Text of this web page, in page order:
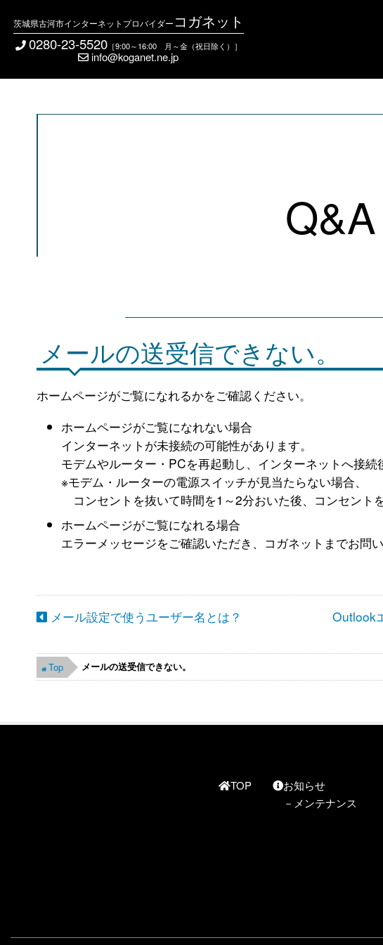
茨城県古河市インターネットプロバイダー コガネット
0280-23-5520［9:00～16:00 月～金（祝日除く）］
info@koganet.ne.jp
Q&A
メールの送受信できない。
ホームページがご覧になれるかをご確認ください。
ホームページがご覧になれない場合
インターネットが未接続の可能性があります。
モデムやルーター・PCを再起動し、インターネットへ接続
※モデム・ルーターの電源スイッチが見当たらない場合、
コンセントを抜いて時間を1～2分おいた後、コンセント
ホームページがご覧になれる場合
エラーメッセージをご確認いただき、コガネットまでお問い
メール設定で使うユーザー名とは？ Outlook
Top メールの送受信できない。
TOP
お知らせ
メンテナンス